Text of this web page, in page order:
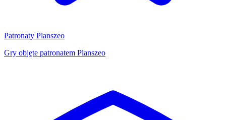
Patronaty Planszeo
Gry objęte patronatem Planszeo